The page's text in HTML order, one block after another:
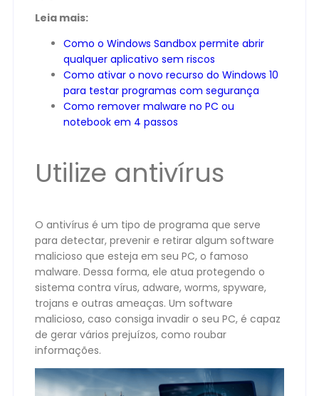
Leia mais:
Como o Windows Sandbox permite abrir
qualquer aplicativo sem riscos
Como ativar o novo recurso do Windows 10
para testar programas com segurança
Como remover malware no PC ou
notebook em 4 passos
Utilize antivírus
O antivírus é um tipo de programa que serve
para detectar, prevenir e retirar algum software
malicioso que esteja em seu PC, o famoso
malware. Dessa forma, ele atua protegendo o
sistema contra vírus, adware, worms, spyware,
trojans e outras ameaças. Um software
malicioso, caso consiga invadir o seu PC, é capaz
de gerar vários prejuízos, como roubar
informações.